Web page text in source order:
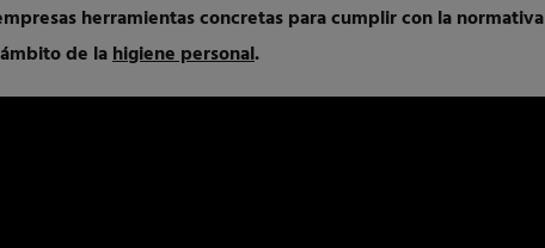
herramientas concretas para cumplir con la normativa
de lahigiene personal.